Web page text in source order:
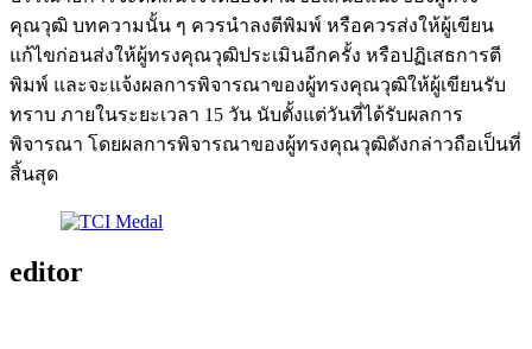
คุณวุฒิ บทความนั้น ๆ ควรนำลงตีพิมพ์ หรือควรส่งให้ผู้เขียน
แก้ไขก่อนส่งให้ผู้ทรงคุณวุฒิประเมินอีกครั้ง หรือปฏิเสธการตี
พิมพ์ และจะแจ้งผลการพิจารณาของผู้ทรงคุณวุฒิให้ผู้เขียนรับ
ทราบ ภายในระยะเวลา 15 วัน นับตั้งแต่วันที่ได้รับผลการ
พิจารณา โดยผลการพิจารณาของผู้ทรงคุณวุฒิดังกล่าวถือเป็นที่
สิ้นสุด
editor